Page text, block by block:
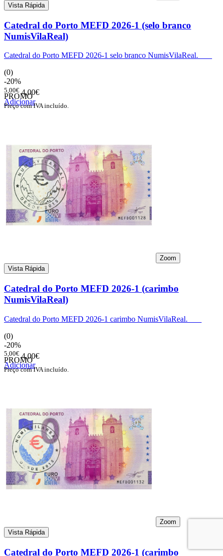
Vista Rápida
Catedral do Porto MEFD 2026-1 (selo branco
NumisVilaReal)
Catedral do Porto MEFD 2026-1 selo branco NumisVilaReal.
(0)
-20%
5,00€ 4,00€
Adicionar
PROMO
Preço com IVA incluído.
Zoom
Vista Rápida
Catedral do Porto MEFD 2026-1 (carimbo
NumisVilaReal)
Catedral do Porto MEFD 2026-1 carimbo NumisVilaReal.
(0)
-20%
5,00€ 4,00€
Adicionar
PROMO
Preço com IVA incluído.
Zoom
Vista Rápida
Catedral do Porto MEFD 2026-1 (carimbo